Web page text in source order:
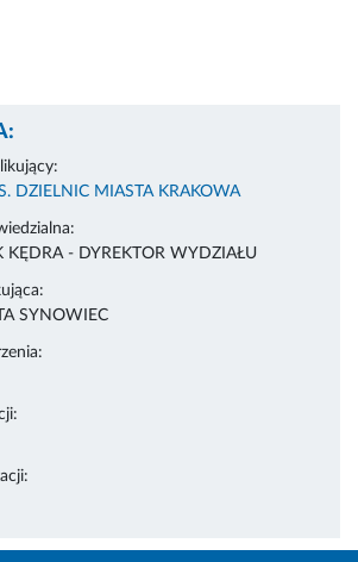
DZIELNIC MIASTA KRAKOWA
KĘDRA - DYREKTOR WYDZIAŁU
SYNOWIEC